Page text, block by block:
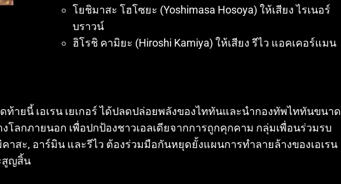
โยชิมาสะ โฮโซยะ (Yoshimasa Hosoya) ให้เสียง ไรเนอร์
บราวน์
ฮิโรชิ คามิยะ (Hiroshi Kamiya) ให้เสียง รีไว แอคเคอร์แมน
ายนี้ เอเรน เยเกอร์ ได้ปลดปล่อยพลังของไททันและนำกองทัพไททันขนาด
โลกภายนอก เพื่อปกป้องชาวเอลเดียจากการถูกคุกคาม กลุ่มเพื่อนร่วมรบ
คาสะ, อาร์มิน และรีไว ต้องร่วมมือกันหยุดยั้งแผนการทำลายล้างของเอเรน
สูญสิ้น